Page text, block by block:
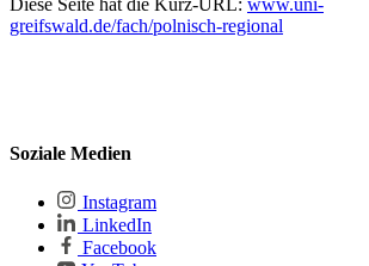
Diese Seite hat die Kurz-URL: www.uni-
greifswald.de/fach/polnisch-regional
Soziale Medien
Instagram
LinkedIn
Facebook